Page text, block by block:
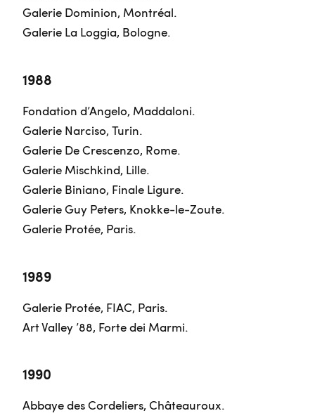
Galerie Dominion, Montréal.
Galerie La Loggia, Bologne.
1988
Fondation d’Angelo, Maddaloni.
Galerie Narciso, Turin.
Galerie De Crescenzo, Rome.
Galerie Mischkind, Lille.
Galerie Biniano, Finale Ligure.
Galerie Guy Peters, Knokke-le-Zoute.
Galerie Protée, Paris.
1989
Galerie Protée, FIAC, Paris.
Art Valley ’88, Forte dei Marmi.
1990
Abbaye des Cordeliers, Châteauroux.